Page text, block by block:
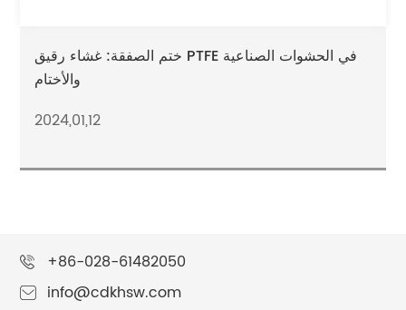
ختم الصفقة: غشاء رقيق PTFE في الحشوات الصناعية
والأختام
2024,01,12
+86-028-61482050
info@cdkhsw.com